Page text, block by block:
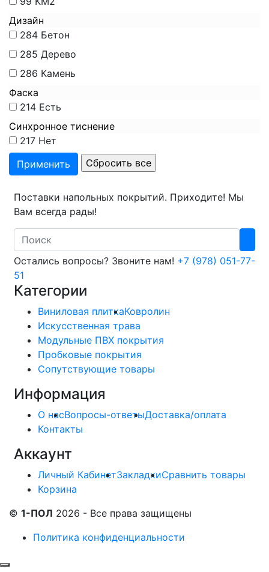
Дизайн
284 Бетон
285 Дерево
286 Камень
Фаска
214 Есть
Синхронное тиснение
217 Нет
Поставки напольных покрытий. Приходите! Мы
Вам всегда рады!
Search
Остались вопросы? Звоните нам! +7 (978) 051-77-
51
Категории
Виниловая плиткаКовролин
Искусственная трава
Модульные ПВХ покрытия
Пробковые покрытия
Сопутствующие товары
Информация
О насВопросы-ответыДоставка/оплата
Контакты
Аккаунт
Личный КабинетЗакладкиСравнить товары
Корзина
© 1-ПОЛ 2026 - Все права защищены
Политика конфиденциальности